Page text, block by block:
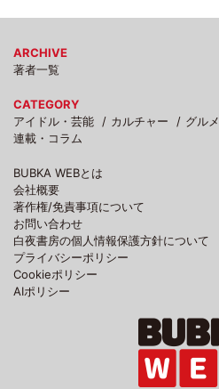
ARCHIVE
著者一覧
CATEGORY
アイドル・芸能
カルチャー グルメ
連載・コラム
BUBKA WEBとは
会社概要
著作権/免責事項について
お問い合わせ
白夜書房の個人情報保護方針について
プライバシーポリシー
Cookieポリシー
AIポリシー